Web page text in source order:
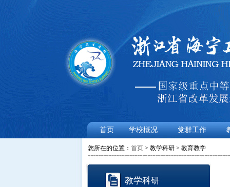
首页 学校概况 党群工作
您所在的位置： 首页 > 教学科研 > 教育教学
教学科研